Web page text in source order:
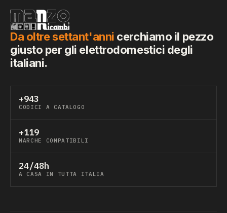
Da oltre settant'anni cerchiamo il pezzo
giusto per gli elettrodomestici degli
italiani.
+943
CODICI A CATALOGO
+119
MARCHE COMPATIBILI
24/48h
A CASA IN TUTTA ITALIA